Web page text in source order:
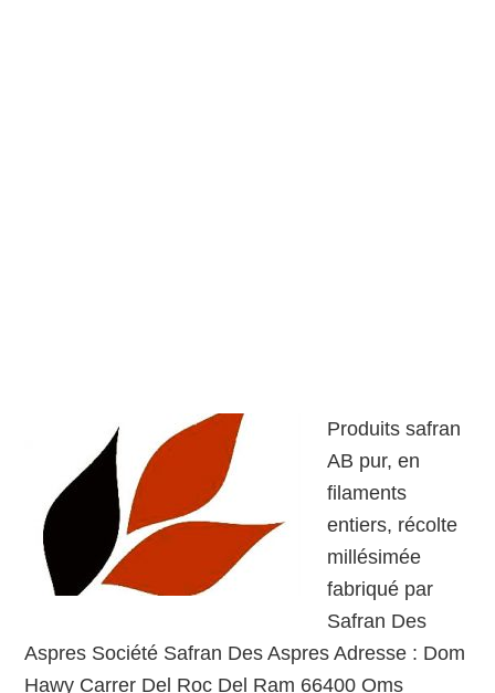
Produits safran
AB pur, en
filaments
entiers, récolte
millésimée
fabriqué par
Safran Des
Aspres Société Safran Des Aspres Adresse : Dom
Hawy Carrer Del Roc Del Ram 66400 Oms